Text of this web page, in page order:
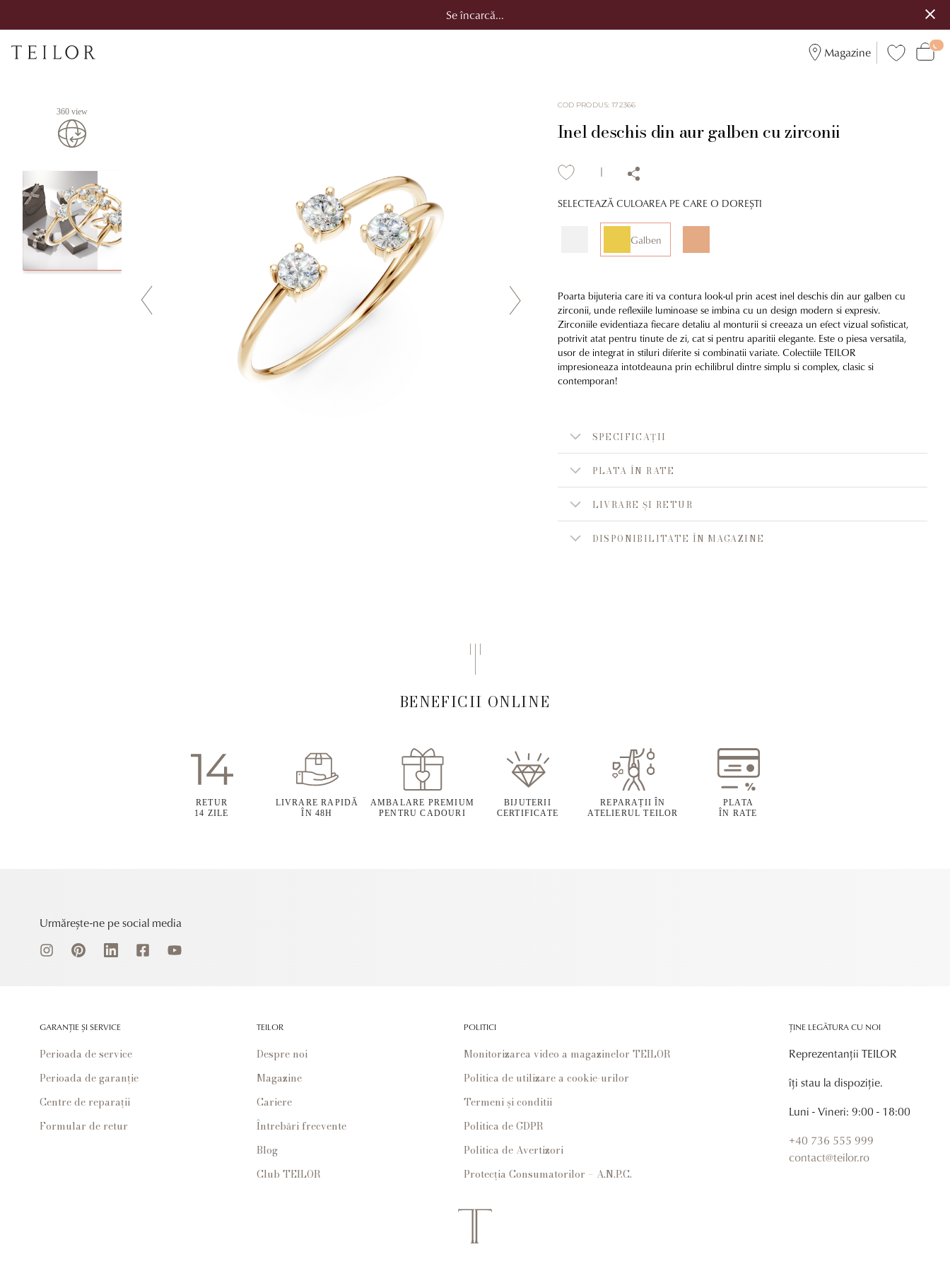
Se încarcă...
Magazine
360 view
COD PRODUS:172366
Inel deschis din aur galben cu zirconii
SELECTEAZĂ CULOAREA PE CARE O DOREȘTI
Galben
Poarta bijuteria care iti va contura look-ul prin acest inel deschis din aur galben cu
zirconii, unde reflexiile luminoase se imbina cu un design modern si expresiv.
Zirconiile evidentiaza fiecare detaliu al monturii si creeaza un efect vizual sofisticat,
potrivit atat pentru tinute de zi, cat si pentru aparitii elegante. Este o piesa versatila,
usor de integrat in stiluri diferite si combinatii variate. Colectiile TEILOR
impresioneaza intotdeauna prin echilibrul dintre simplu si complex, clasic si
contemporan!
SPECIFICAȚII
PLATA ÎN RATE
LIVRARE ȘI RETUR
DISPONIBILITATE ÎN MAGAZINE
BENEFICII ONLINE
RETUR
14 ZILE
LIVRARE RAPIDĂ
ÎN 48H
AMBALARE PREMIUM
PENTRU CADOURI
BIJUTERII
CERTIFICATE
REPARAȚII ÎN
ATELIERUL TEILOR
PLATA
ÎN RATE
Urmărește-ne pe social media
GARANȚIE ȘI SERVICE
Perioada de service
Perioada de garanție
Centre de reparații
Formular de retur
TEILOR
Despre noi
Magazine
Cariere
Întrebări frecvente
Blog
Club TEILOR
POLITICI
Monitorizarea video a magazinelor TEILOR
Politica de utilizare a cookie-urilor
Termeni și conditii
Politica de GDPR
Politica de Avertizori
Protecția Consumatorilor – A.N.P.C.
ȚINE LEGĂTURA CU NOI
Reprezentanții TEILOR
îți stau la dispoziție.
Luni - Vineri: 9:00 - 18:00
+40 736 555 999
contact@teilor.ro